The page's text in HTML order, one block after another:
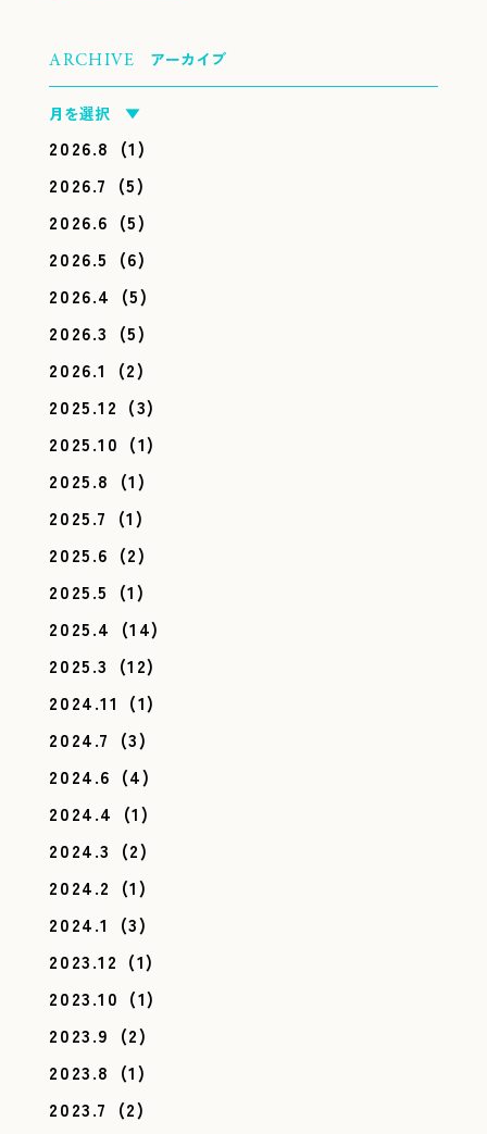
ARCHIVE アーカイブ
月を選択 ▼
2026.8 (1)
2026.7 (5)
2026.6 (5)
2026.5 (6)
2026.4 (5)
2026.3 (5)
2026.1
(2)
2025.12 (3)
2025.10 (1)
2025.8 (1)
2025.7 (1)
2025.6 (2)
2025.5 (1)
2025.4 (14)
2025.3 (12)
2024.11 (1)
2024.7 (3)
2024.6 (4)
2024.4 (1)
2024.3 (2)
2024.2 (1)
2024.1
(3)
2023.12 (1)
2023.10 (1)
2023.9 (2)
2023.8 (1)
2023.7 (2)